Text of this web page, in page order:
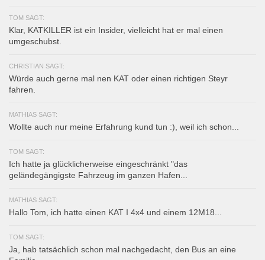
TOM SAGT:
Klar, KATKILLER ist ein Insider, vielleicht hat er mal einen
umgeschubst.
CHRISTIAN SAGT:
Würde auch gerne mal nen KAT oder einen richtigen Steyr
fahren.
MATHIAS SAGT:
Wollte auch nur meine Erfahrung kund tun :), weil ich schon...
TOM SAGT:
Ich hatte ja glücklicherweise eingeschränkt "das
geländegängigste Fahrzeug im ganzen Hafen...
MATHIAS SAGT:
Hallo Tom, ich hatte einen KAT I 4x4 und einem 12M18...
TOM SAGT:
Ja, hab tatsächlich schon mal nachgedacht, den Bus an eine